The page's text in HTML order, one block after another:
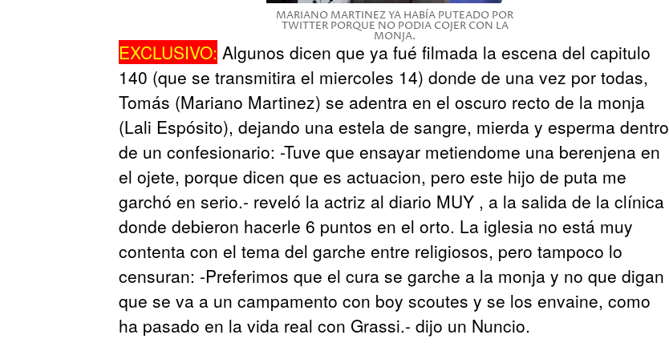
MARIANO MARTINEZ YA HABÍA PUTEADO POR
TWITTER PORQUE NO PODIA COJER CON LA
MONJA.
EXCLUSIVO: Algunos dicen que ya fué filmada la escena del capitulo
140 (que se transmitira el miercoles 14) donde de una vez por todas,
Tomás (Mariano Martinez) se adentra en el oscuro recto de la monja
(Lali Espósito), dejando una estela de sangre, mierda y esperma dentro
de un confesionario: -Tuve que ensayar metiendome una berenjena en
el ojete, porque dicen que es actuacion, pero este hijo de puta me
garchó en serio.- reveló la actriz al diario MUY , a la salida de la clínica
donde debieron hacerle 6 puntos en el orto. La iglesia no está muy
contenta con el tema del garche entre religiosos, pero tampoco lo
censuran: -Preferimos que el cura se garche a la monja y no que digan
que se va a un campamento con boy scoutes y se los envaine, como
ha pasado en la vida real con Grassi.- dijo un Nuncio.